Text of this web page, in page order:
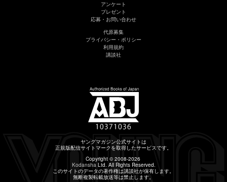
アンケート
プレゼント
応募・お問い合わせ
代原募集
プライバシー・ポリシー
利用規約
講談社
ヤングマガジン公式サイトは
正規版配信サイトマークを取得したサービスです。
Copyright © 2008-2026
Kodansha Ltd. All Rights Reserved.
このサイトのデータの著作権は講談社が保有します。
無断複製転載放送等は禁止します。